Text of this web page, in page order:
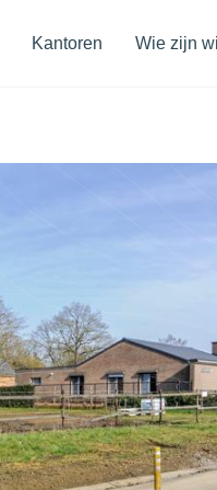
Kantoren Wie zijn